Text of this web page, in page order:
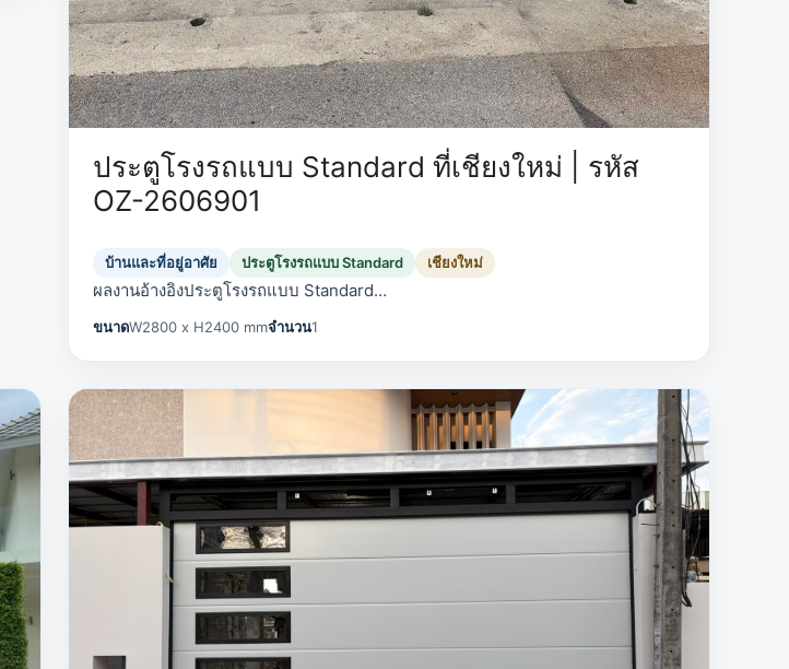
ประตูโรงรถแบบ Standard ที่เชียงใหม่ | รหัส
OZ-2606901
บ้านและที่อยู่อาศัย ประตูโรงรถแบบ Standard เชียงใหม่
ผลงานอ้างอิงประตูโรงรถแบบ Standard…
ขนาดW2800 x H2400 mmจำนวน1